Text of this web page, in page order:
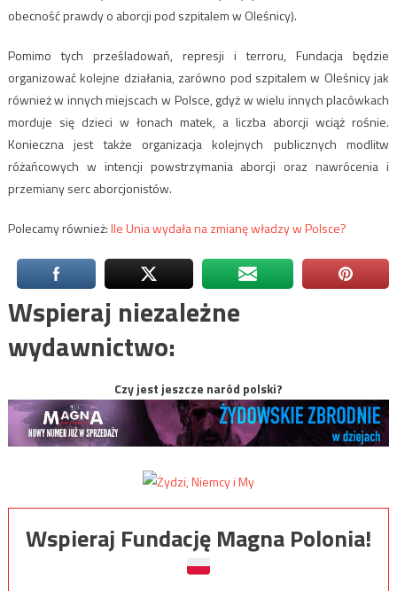
obecność prawdy o aborcji pod szpitalem w Oleśnicy).
Pomimo tych prześladowań, represji i terroru, Fundacja będzie
organizować kolejne działania, zarówno pod szpitalem w Oleśnicy jak
również w innych miejscach w Polsce, gdyż w wielu innych placówkach
morduje się dzieci w łonach matek, a liczba aborcji wciąż rośnie.
Konieczna jest także organizacja kolejnych publicznych modlitw
różańcowych w intencji powstrzymania aborcji oraz nawrócenia i
przemiany serc aborcjonistów.
Polecamy również:Ile Unia wydała na zmianę władzy w Polsce?
Wspieraj niezależne
wydawnictwo:
Czy jest jeszcze naród polski?
Wspieraj Fundację Magna Polonia!